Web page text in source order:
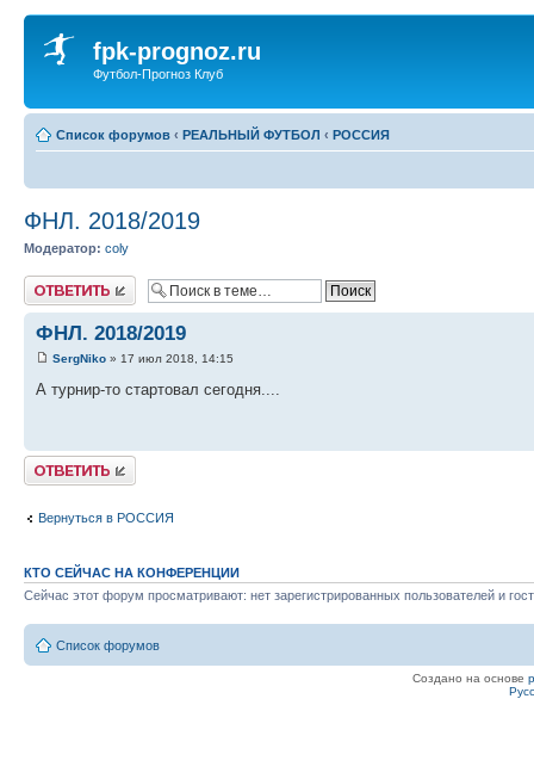
fpk-prognoz.ru
Футбол-Прогноз Клуб
Список форумов ‹ РЕАЛЬНЫЙ ФУТБОЛ ‹ РОССИЯ
ФНЛ. 2018/2019
Модератор: coly
Ответить
ФНЛ. 2018/2019
SergNiko » 17 июл 2018, 14:15
А турнир-то стартовал сегодня....
Ответить
Вернуться в РОССИЯ
КТО СЕЙЧАС НА КОНФЕРЕНЦИИ
Сейчас этот форум просматривают: нет зарегистрированных пользователей и
Список форумов
Создано на основе